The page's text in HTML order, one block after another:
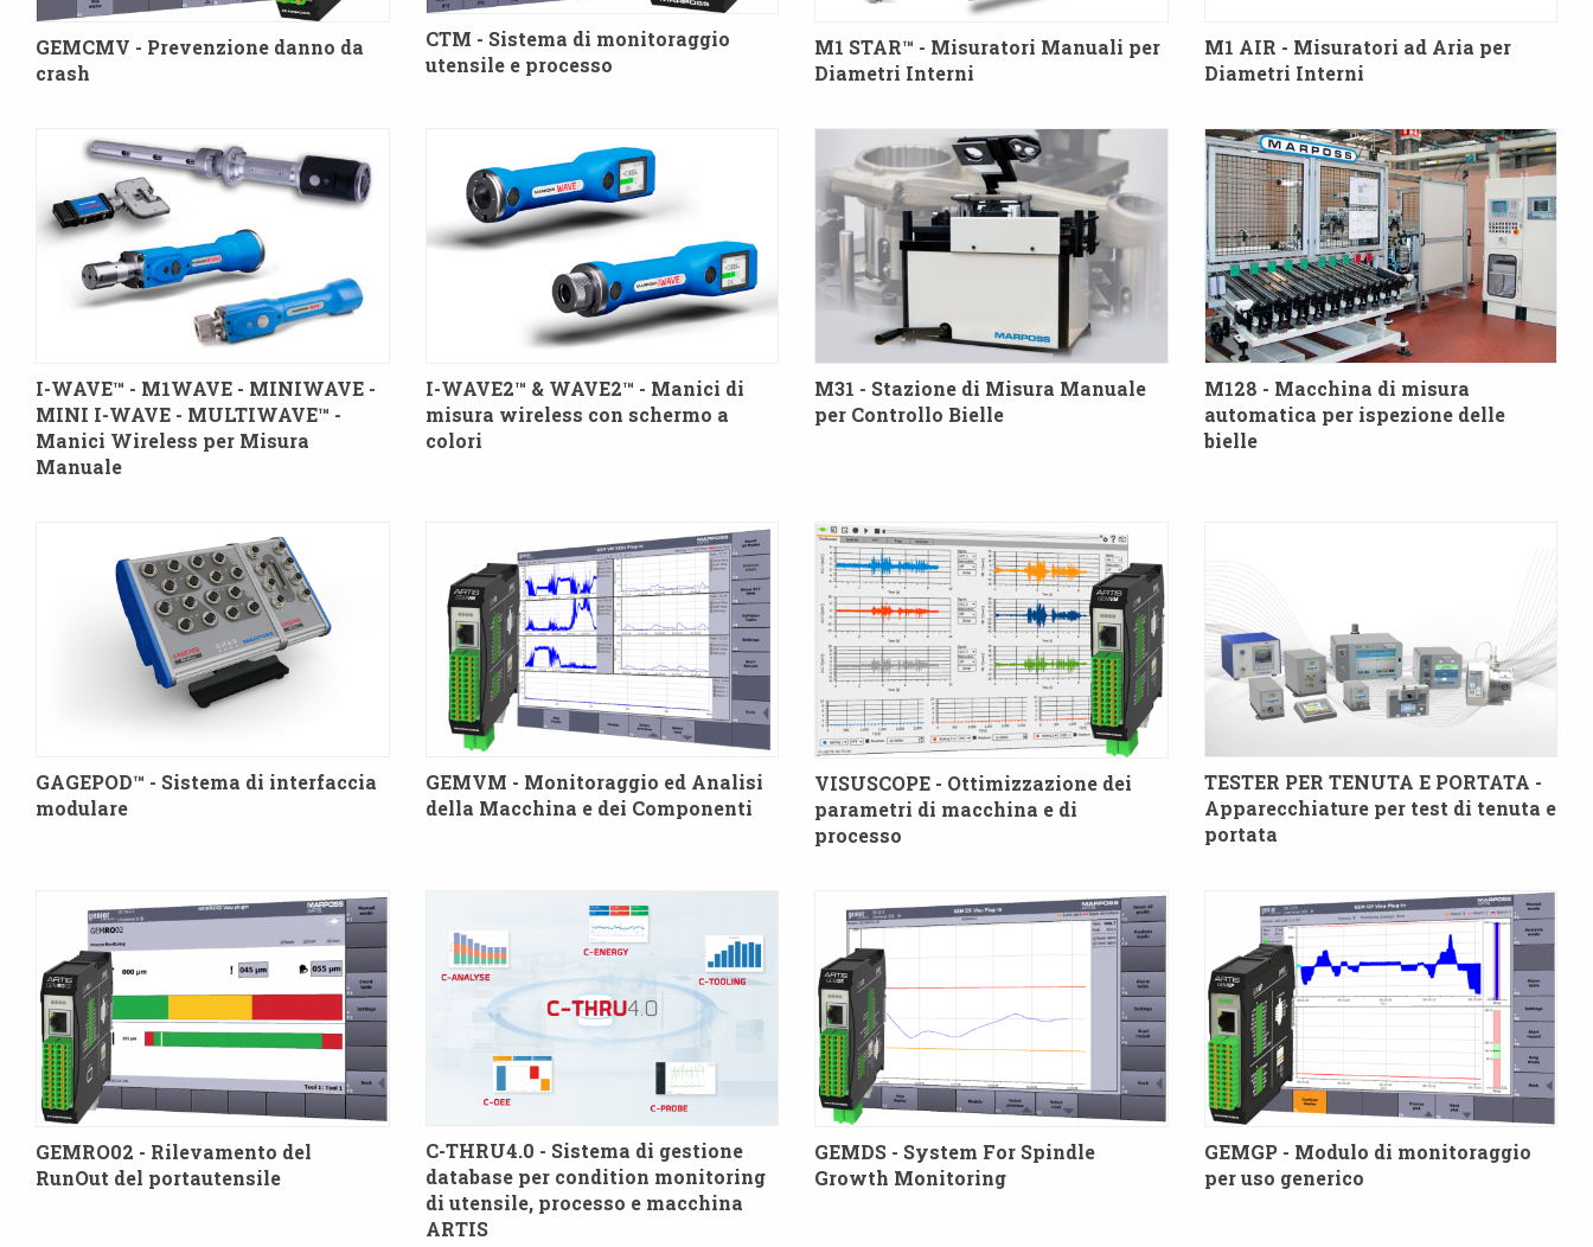
GEMCMV - Prevenzione danno da
crash
CTM - Sistema di monitoraggio
utensile e processo
M1 STAR™ - Misuratori Manuali per
Diametri Interni
M1 AIR - Misuratori ad Aria per
Diametri Interni
I-WAVE™ - M1WAVE - MINIWAVE -
MINI I-WAVE - MULTIWAVE™ -
Manici Wireless per Misura
Manuale
I-WAVE2™ & WAVE2™ - Manici di
misura wireless con schermo a
colori
M31 - Stazione di Misura Manuale
per Controllo Bielle
M128 - Macchina di misura
automatica per ispezione delle
bielle
GAGEPOD™ - Sistema di interfaccia
modulare
GEMVM - Monitoraggio ed Analisi
della Macchina e dei Componenti
VISUSCOPE - Ottimizzazione dei
parametri di macchina e di
processo
TESTER PER TENUTA E PORTATA -
Apparecchiature per test di tenuta e
portata
GEMRO02 - Rilevamento del
RunOut del portautensile
C-THRU4.0 - Sistema di gestione
database per condition monitoring
di utensile, processo e macchina
ARTIS
GEMDS - System For Spindle
Growth Monitoring
GEMGP - Modulo di monitoraggio
per uso generico